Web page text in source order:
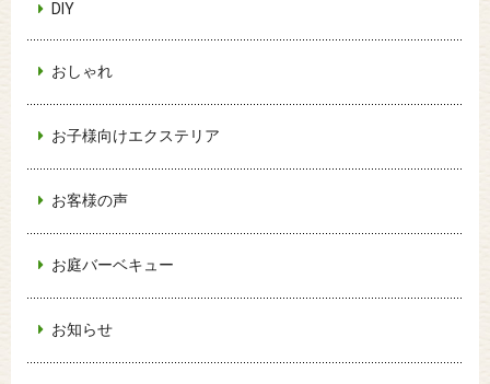
DIY
おしゃれ
お子様向けエクステリア
お客様の声
お庭バーベキュー
お知らせ